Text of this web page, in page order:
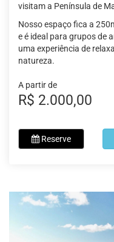
visitam a Península de
Nosso espaço fica a
e é ideal para grupos de
uma experiência de
natureza.
A partir de
R$ 2.000,00
Reserve